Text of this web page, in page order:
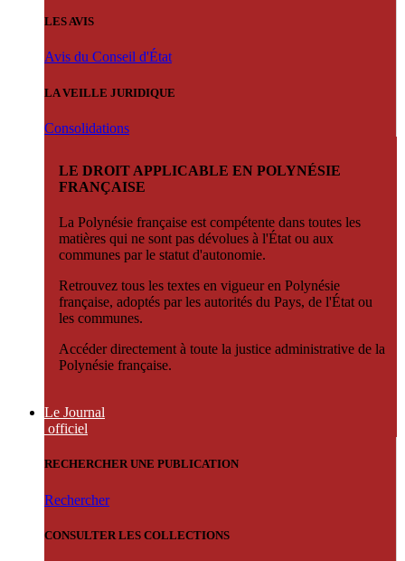
LES AVIS
Avis du Conseil d'État
LA VEILLE JURIDIQUE
Consolidations
LE DROIT APPLICABLE EN POLYNÉSIE
FRANÇAISE
La Polynésie française est compétente dans toutes les
matières qui ne sont pas dévolues à l'État ou aux
communes par le statut d'autonomie.
Retrouvez tous les textes en vigueur en Polynésie
française, adoptés par les autorités du Pays, de l'État ou
les communes.
Accéder directement à toute la justice administrative de la
Polynésie française.
Le Journal
officiel
RECHERCHER UNE PUBLICATION
Rechercher
CONSULTER LES COLLECTIONS